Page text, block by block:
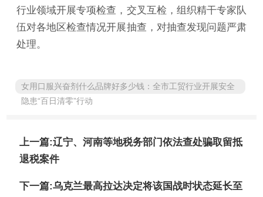
行业领域开展专项检查，交叉互检，组织精干专家队
伍对各地区检查情况开展抽查，对抽查发现问题严肃
处理。
女用口服兴奋剂什么品牌好多少钱：全市工贸行业开展安全
隐患“百日清零”行动
上一篇:辽宁、河南等地税务部门依法查处骗取留抵
退税案件
下一篇:乌克兰最高拉达决定将该国战时状态延长至